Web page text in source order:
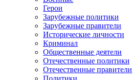
Герои
Зарубежные политики
Зарубежные правители
Исторические личности
Криминал
Общественные деятели
Отечественные политики
Отечественные правители
Политики